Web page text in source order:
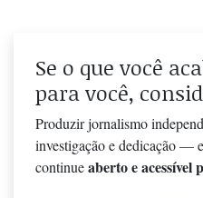
Se o que você
para você,
Produzir jornalismo
investigação e dedicação —
continueaberto e acessível